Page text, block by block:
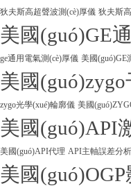
狄夫斯高超聲波測(cè)厚儀 狄夫斯
美國(guó)GE
ge通用電氣測(cè)厚儀 美國(guó)GE
美國
zygo光學(xué)輪廓儀 美國
美國(guó)API
美國(guó)API代理 API主軸誤差分
美國